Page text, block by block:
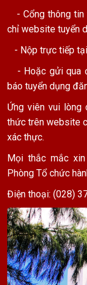
- Cổng thông tin
chỉ website tuyển
- Nộp trực tiếp
- Hoặc gửi qua
báo tuyển dụng
Ứng viên vui lòng
thức trên website
xác thực.
Mọi thắc mắc
Phòng Tổ chức
Điện thoại: (028)